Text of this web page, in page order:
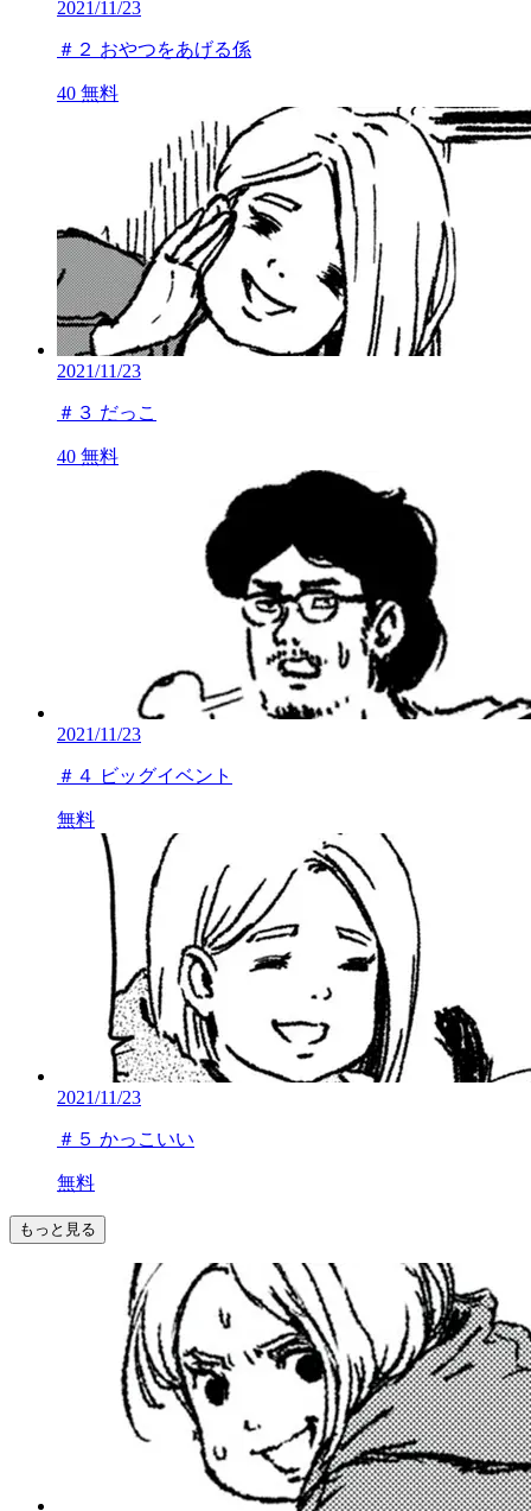
2021/11/23
＃２ おやつをあげる係
40 無料
2021/11/23
＃３ だっこ
40 無料
2021/11/23
＃４ ビッグイベント
無料
2021/11/23
＃５ かっこいい
無料
もっと見る